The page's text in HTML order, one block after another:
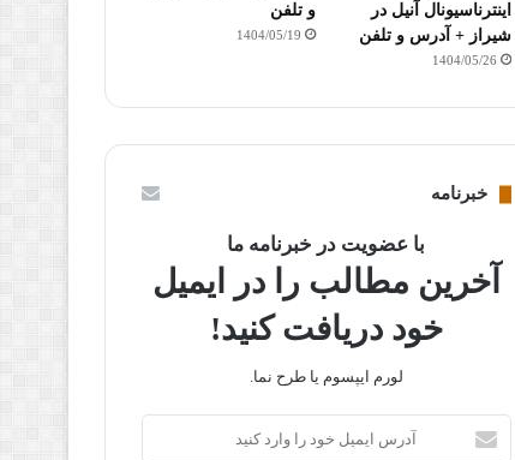
اینترناسیونال آنیل در
شیراز + آدرس و تلفن
1404/05/26
و تلفن
1404/05/19
خبرنامه
با عضویت در خبرنامه ما
آخرین مطالب را در ایمیل
خود دریافت کنید!
لورم ایپسوم یا طرح‌ نما.